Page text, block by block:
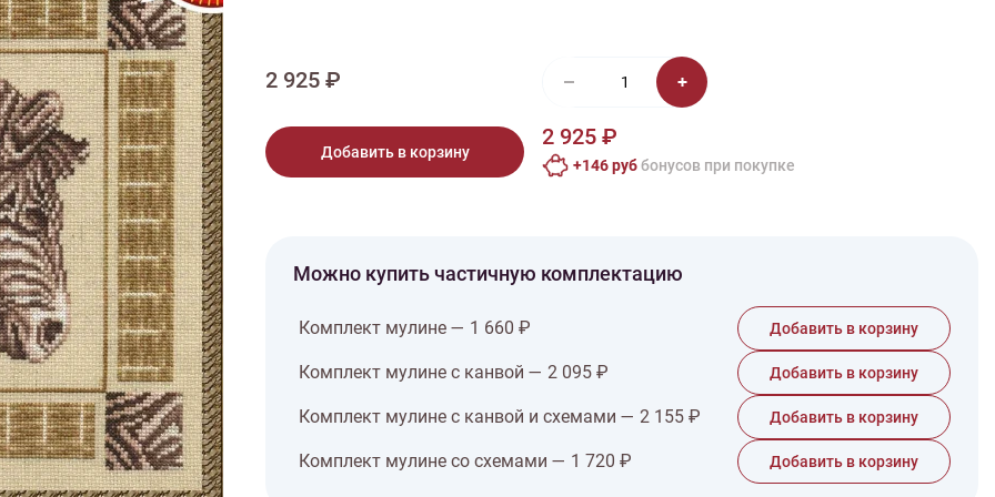
Натюрморт
Птицы
Варежки
Платье Плед
2 925 ₽
Добавить в корзину
2 925 ₽
+146 руббонусов при покупке
Можно купить частичную комплектацию
Комплект мулине — 1 660 ₽ Добавить в корзину
Комплект мулине с канвой — 2 095 ₽ Добавить в корзину
Комплект мулине с канвой и схемами — 2 155 ₽ Добавить в корзину
Комплект мулине со схемами — 1 720 ₽ Добавить в корзину